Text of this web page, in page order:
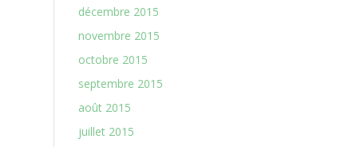
décembre 2015
novembre 2015
octobre 2015
septembre 2015
août 2015
juillet 2015